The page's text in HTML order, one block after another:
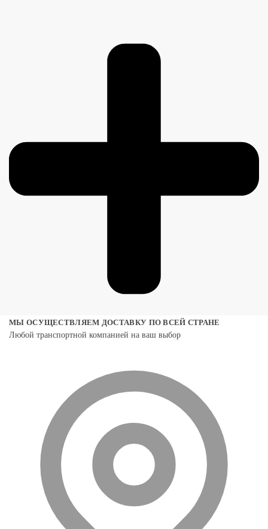
МЫ ОСУЩЕСТВЛЯЕМ ДОСТАВКУ ПО ВСЕЙ СТРАНЕ
Любой транспортной компанией на ваш выбор